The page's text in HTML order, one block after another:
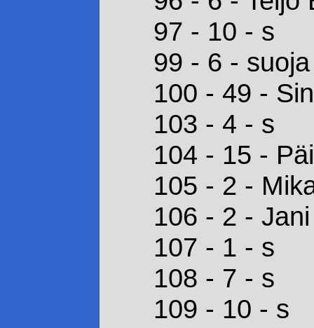
97 - 10 - s
99 - 6 - suoja
100 - 49 -
103 - 4 - s
104 - 15 -
105 - 2 -
106 - 2 -
107 - 1 - s
108 - 7 - s
109 - 10 - s